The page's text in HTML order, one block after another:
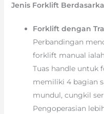
Jenis Forklift
Forklift dengan
Perbandingan
forklift manual
Tuas handle
memiliki 4 bagian
mundul, cungkil
Pengoperasian